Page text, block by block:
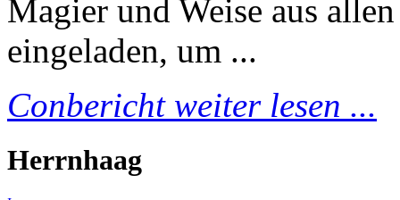
Magier und Weise aus
eingeladen, um ...
Conbericht weiter lesen ...
Herrnhaag